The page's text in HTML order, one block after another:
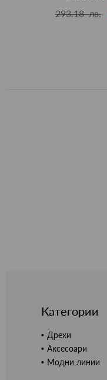
293.18 лв.
Категории
Дрехи
Аксесоари
Модни линии